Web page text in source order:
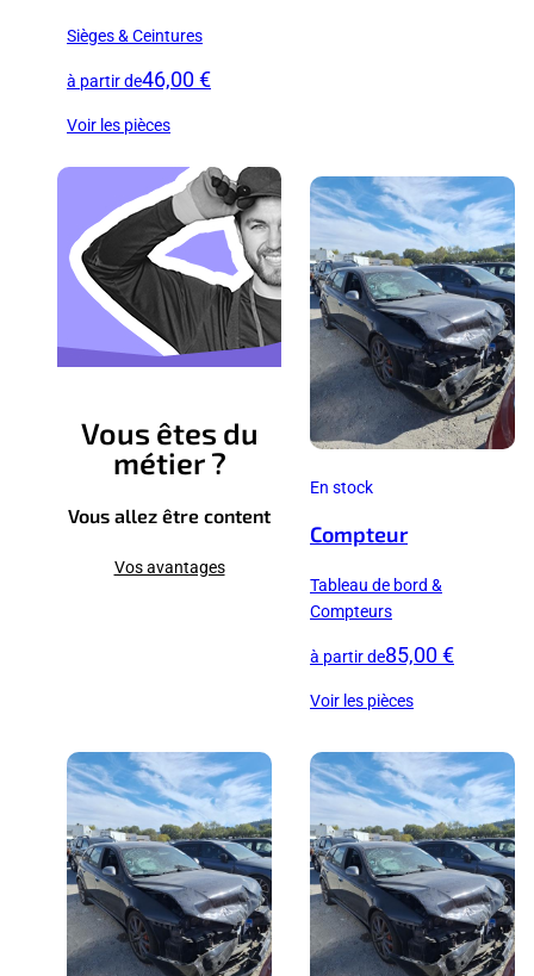
Sièges & Ceintures
à partir de46,00 €
Voir les pièces
Vous êtes du
métier ?
Vous allez être content
Vos avantages
En stock
Compteur
Tableau de bord &
Compteurs
à partir de85,00 €
Voir les pièces